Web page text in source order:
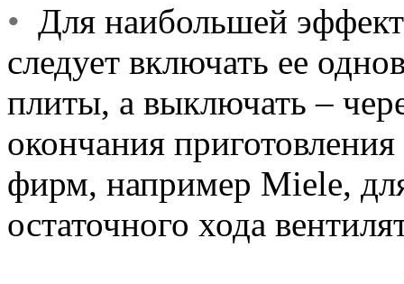
• Для наибольшей
следует включать ее
плиты, а выключать –
окончания
фирм, например Miele,
остаточного хода